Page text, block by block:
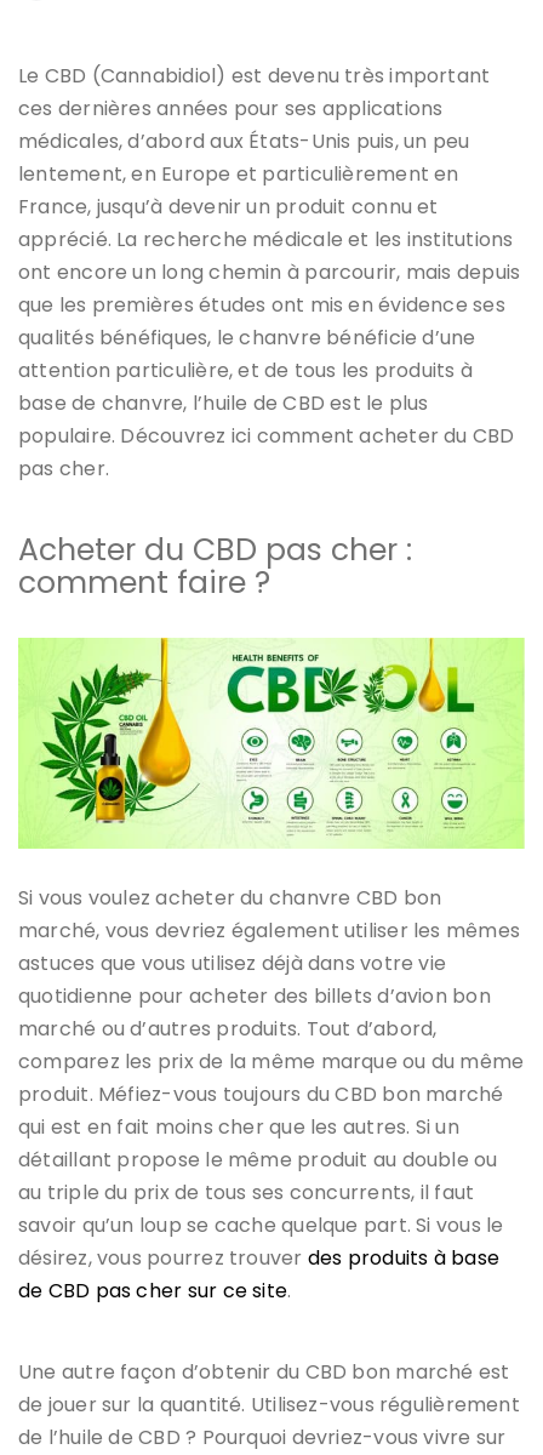
Le CBD (Cannabidiol) est devenu très important
ces dernières années pour ses applications
médicales, d’abord aux États-Unis puis, un peu
lentement, en Europe et particulièrement en
France, jusqu’à devenir un produit connu et
apprécié. La recherche médicale et les institutions
ont encore un long chemin à parcourir, mais depuis
que les premières études ont mis en évidence ses
qualités bénéfiques, le chanvre bénéficie d’une
attention particulière, et de tous les produits à
base de chanvre, l’huile de CBD est le plus
populaire. Découvrez ici comment acheter du CBD
pas cher.
Acheter du CBD pas cher :
comment faire ?
Si vous voulez acheter du chanvre CBD bon
marché, vous devriez également utiliser les mêmes
astuces que vous utilisez déjà dans votre vie
quotidienne pour acheter des billets d’avion bon
marché ou d’autres produits. Tout d’abord,
comparez les prix de la même marque ou du même
produit. Méfiez-vous toujours du CBD bon marché
qui est en fait moins cher que les autres. Si un
détaillant propose le même produit au double ou
au triple du prix de tous ses concurrents, il faut
savoir qu’un loup se cache quelque part. Si vous le
désirez, vous pourrez trouver des produits à base
de CBD pas cher sur ce site.
Une autre façon d’obtenir du CBD bon marché est
de jouer sur la quantité. Utilisez-vous régulièrement
de l’huile de CBD ? Pourquoi devriez-vous vivre sur